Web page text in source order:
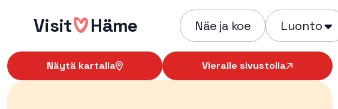
sisältöönVisit Häme Näe ja koe Luonto
Näytä kartalla Vieraile sivustolla